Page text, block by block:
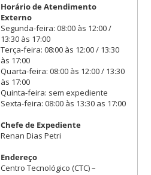
Horário de Atendimento
Externo
Segunda-feira: 08:00 às 12:00 /
13:30 às 17:00
Terça-feira: 08:00 às 12:00 / 13:30
às 17:00
Quarta-feira: 08:00 às 12:00 / 13:30
às 17:00
Quinta-feira: sem expediente
Sexta-feira: 08:00 às 13:30 as 17:00
Chefe de Expediente
Renan Dias Petri
Endereço
Centro Tecnológico (CTC) –